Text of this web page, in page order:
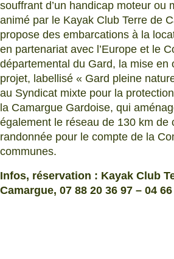
souffrant d’un handicap moteur
animé par le Kayak Club Terre de
propose des embarcations à la
en partenariat avec l’Europe et le
départemental du Gard, la mise
projet, labellisé « Gard pleine
au Syndicat mixte pour la
la Camargue Gardoise, qui
également le réseau de 130 km de
randonnée pour le compte de la
communes.
Infos, réservation : Kayak Club
Camargue, 07 88 20 36 97 – 04